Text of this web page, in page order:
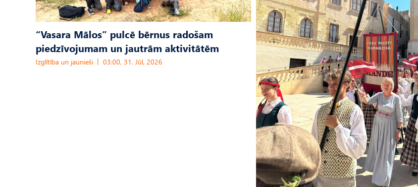
“Vasara Mālos” pulcē bērnus radošam
piedzīvojumam un jautrām aktivitātēm
Izglītība un jaunieši 03:00, 31. Jūl, 2026